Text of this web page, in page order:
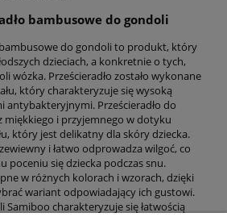
bambusowe do gondoli
do gondoli to produkt, który
dzieciach, a konkretnie o tych,
wózka. Prześcieradło zostało wykonane
który charakteryzuje się wysoką
antybakteryjnymi. Prześcieradło do
miękkiego i przyjemnego w dotyku
który jest delikatny dla skóry dziecka.
i łatwo odprowadza wilgoć, co
poceniu się dziecka podczas snu.
w różnych kolorach i wzorach, dzięki
wariant odpowiadający ich gustowi.
Samiboo charakteryzuje się łatwością